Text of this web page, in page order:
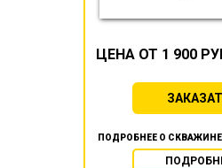
ЦЕНА ОТ 1 900
ПОДРОБНЕЕ О